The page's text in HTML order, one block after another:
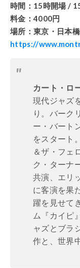
時間：15時開場 /
料金：4000円
場所：東京・日本
https://
カート・ロ
現代ジャズ
り。バーク
ー・バート
をスタート
＆ザ・フェ
ク・ターナ
共演、エリ
に客演を果
躍を見せて
ム『カイピ
ャズとブラ
作と、世界